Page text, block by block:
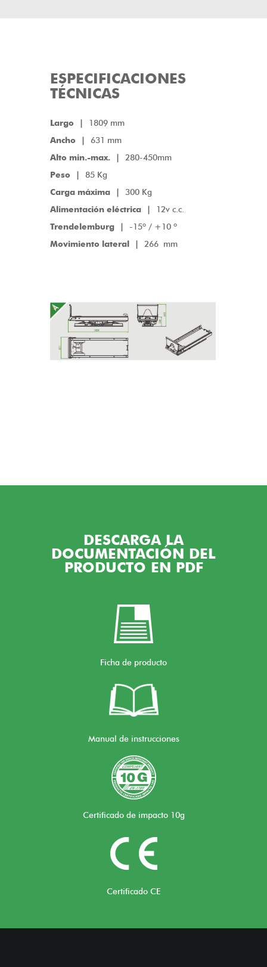
ESPECIFICACIONES
TÉCNICAS
Largo |
1809 mm
Ancho | 631 mm
Alto min.-max. | 280-450mm
Peso | 85 Kg
Carga máxima | 300 Kg
Alimentación eléctrica |
12v c.c.
Trendelemburg | -15º / +10 º
Movimiento lateral | 266 mm
DESCARGA LA
DOCUMENTACIÓN DEL
PRODUCTO EN PDF
Ficha de producto
Manual de instrucciones
Certificado de impacto 10g
Certificado CE